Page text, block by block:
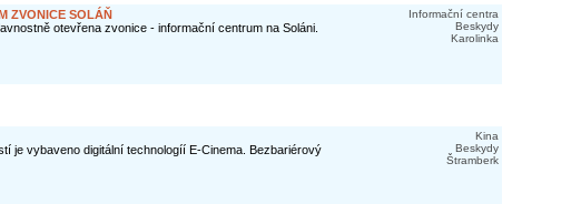
ZVONICE SOLÁŇ
otevřena zvonice - informační centrum na Soláni.
Informační centra
Beskydy
Karolinka
je vybaveno digitální technologíí E-Cinema. Bezbariérový
Kina
Beskydy
Štramberk